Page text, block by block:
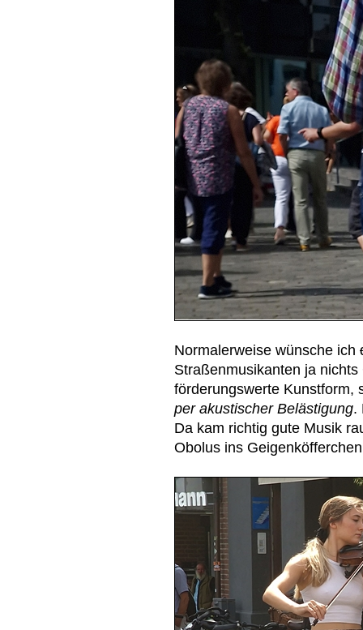
Normalerweise wünsche ich
Straßenmusikanten ja
förderungswerte
per akustischer Belästigung.
Da kam richtig gute Musik
Obolus ins